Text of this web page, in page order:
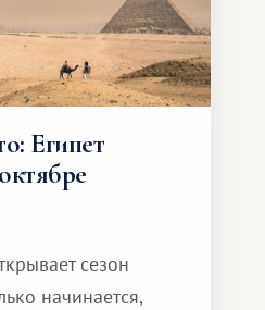
Египет
сезон
начинается,